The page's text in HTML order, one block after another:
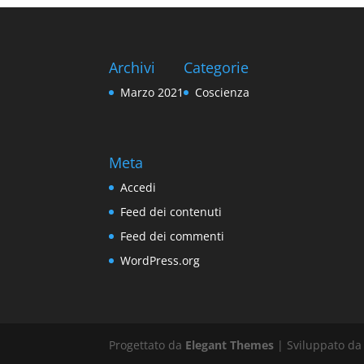
Archivi
Marzo 2021
Categorie
Coscienza
Meta
Accedi
Feed dei contenuti
Feed dei commenti
WordPress.org
Progettato da Elegant Themes | Sviluppato